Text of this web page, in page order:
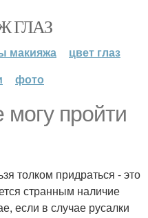
ГЛАЗ
макияжа
цвет глаз
фото
пройти
толком придраться - это
странным наличие
если в случае русалки